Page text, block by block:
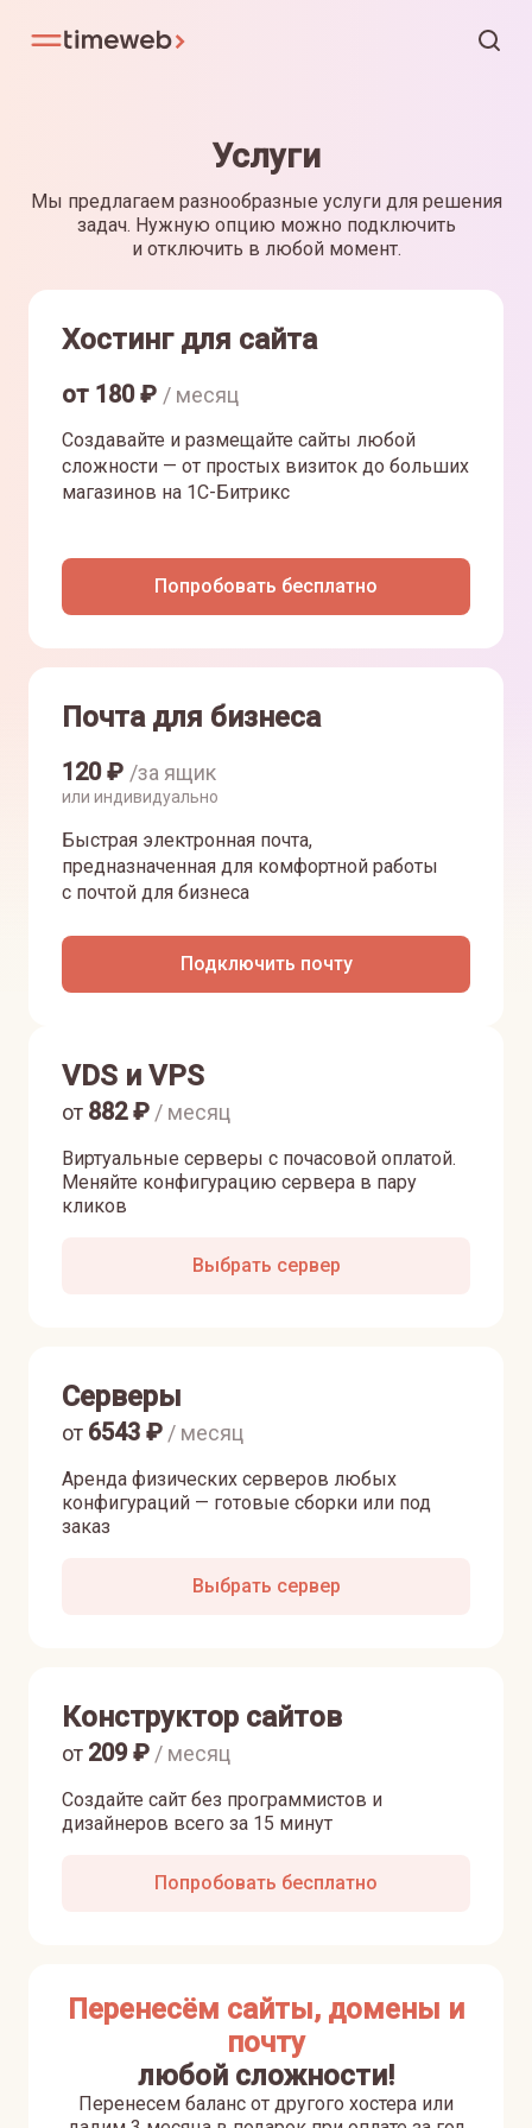
Услуги
Мы предлагаем разнообразные услуги для решения
задач. Нужную опцию можно подключить
и отключить в любой момент.
Хостинг для сайта
от 180₽ / месяц
Создавайте и размещайте сайты любой
сложности — от простых визиток до больших
магазинов на 1С-Битрикс
Попробовать бесплатно
Почта для бизнеса
120₽ /за ящик
или индивидуально
Быстрая электронная почта,
предназначенная для комфортной работы
с почтой для бизнеса
Подключить почту
VDS и VPS
Виртуальные серверы с почасовой оплатой.
Меняйте конфигурацию сервера в пару
кликов
от 882₽ / месяц
Выбрать сервер
Серверы
Аренда физических серверов любых
конфигураций — готовые сборки или под
заказ
от 6543 ₽ / месяц
Выбрать сервер
Конструктор сайтов
Создайте сайт без программистов и
дизайнеров всего за 15 минут
от 209₽ / месяц
Попробовать бесплатно
Перенесём сайты, домены и
почту
любой сложности!
Перенесем баланс от другого хостера или